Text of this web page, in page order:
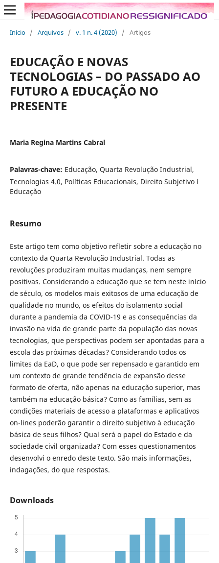
Início / Arquivos / v. 1 n. 4 (2020) / Artigos
EDUCAÇÃO E NOVAS
TECNOLOGIAS – DO PASSADO AO
FUTURO A EDUCAÇÃO NO
PRESENTE
Maria Regina Martins Cabral
Palavras-chave: Educação, Quarta Revolução Industrial,
Tecnologias 4.0, Polí­ticas Educacionais, Direito Subjetivo í
Educação
Resumo
Este artigo tem como objetivo refletir sobre a educação no
contexto da Quarta Revolução Industrial. Todas as
revoluções produziram muitas mudanças, nem sempre
positivas. Considerando a educação que se tem neste iní­cio
de século, os modelos mais exitosos de uma educação de
qualidade no mundo, os efeitos do isolamento social
durante a pandemia da COVID-19 e as consequências da
invasão na vida de grande parte da população das novas
tecnologias, que perspectivas podem ser apontadas para a
escola das próximas décadas? Considerando todos os
limites da EaD, o que pode ser repensado e garantido em
um contexto de grande tendência de expansão desse
formato de oferta, não apenas na educação superior, mas
também na educação básica? Como as famí­lias, sem as
condições materiais de acesso a plataformas e aplicativos
on-lines poderão garantir o direito subjetivo à educação
básica de seus filhos? Qual será o papel do Estado e da
sociedade civil organizada? Com esses questionamentos
desenvolvi o enredo deste texto. São mais informações,
indagações, do que respostas.
Downloads